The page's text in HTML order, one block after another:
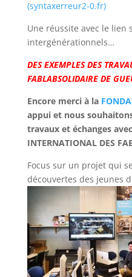
(syntaxerreur2-0.fr)
Une réussite avec le lien
intergénérationnels…
DES EXEMPLES DES
FABLABSOLIDAIRE DE
Encore merci à la
appui et nous
travaux et échanges avec
INTERNATIONAL DES
Focus sur un projet qui
découvertes des jeunes